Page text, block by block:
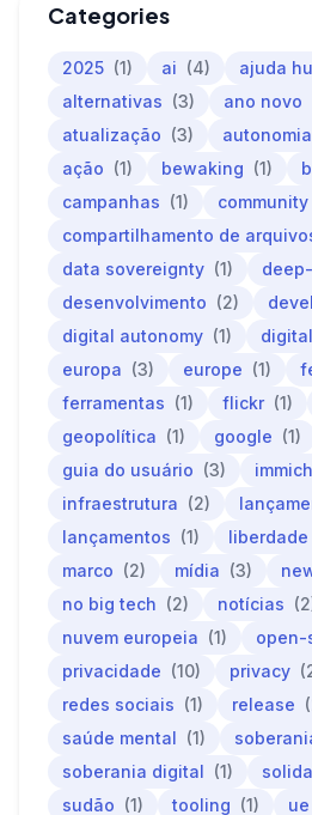
Categories
2025 (1) ai (4) ajuda
alternativas (3) ano novo
atualização (3)
ação (1) bewaking (1)
campanhas (1) community
compartilhamento de
data sovereignty (1)
desenvolvimento (2)
digital autonomy (1)
europa (3) europe (1)
ferramentas (1) flickr (1)
geopolítica (1) google (1)
guia do usuário (3) immich
infraestrutura (2)
lançamentos (1)
marco (2) mídia (3)
no big tech (2) notícias
nuvem europeia (1) open-
privacidade (10) privacy
redes sociais (1) release
saúde mental
(1)
soberania digital
(1)
sudão (1) tooling (1) ue